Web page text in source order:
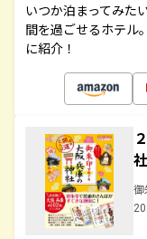
いつか泊まってみた
間を過ごせるホテル
に紹介！
御